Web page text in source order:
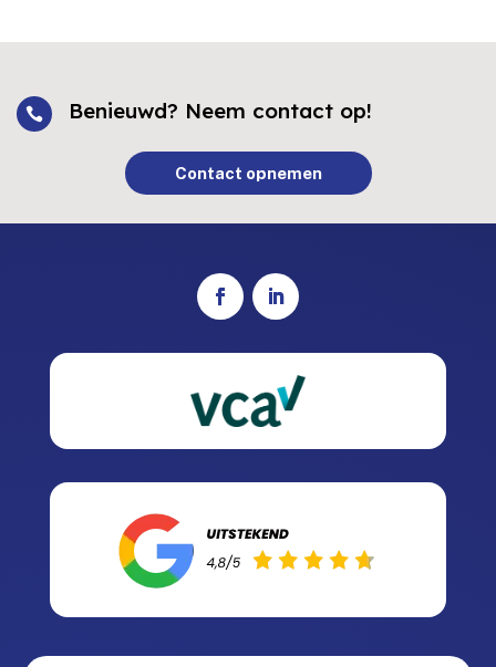
 Benieuwd? Neem contact op!
Contact opnemen